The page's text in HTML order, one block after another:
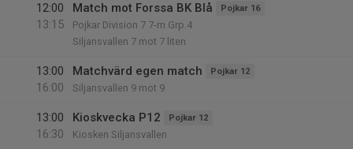
12:00
13:15
Match mot Forssa BK Blå Pojkar 16
Pojkar Division 7 7-m Grp.4
Siljansvallen 7 mot 7 liten
13:00
16:00
Matchvärd egen match Pojkar 12
Siljansvallen 9 mot 9
13:00
16:30
Kioskvecka P12 Pojkar 12
Kiosken Siljansvallen